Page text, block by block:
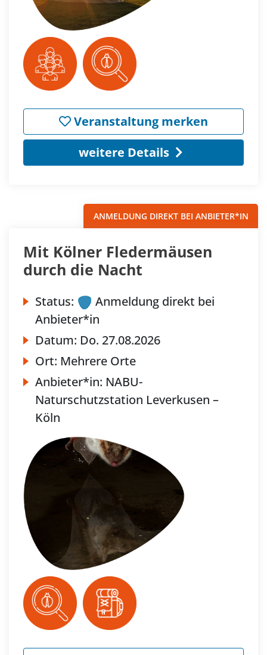
Veranstaltung merken
weitere Details
ANMELDUNG DIREKT BEI ANBIETER*IN
Mit Kölner Fledermäusen
durch die Nacht
Status:
Anmeldung direkt bei
Anbieter*in
Datum: Do. 27.08.2026
Ort: Mehrere Orte
Anbieter*in: NABU-
Naturschutzstation Leverkusen –
Köln